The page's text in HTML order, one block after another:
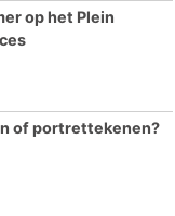
op het Plein
of portrettekenen?